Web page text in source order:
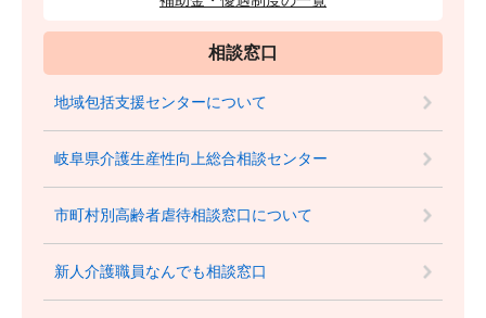
相談窓口
地域包括支援センターについて
岐阜県介護生産性向上総合相談センター
市町村別高齢者虐待相談窓口について
新人介護職員なんでも相談窓口